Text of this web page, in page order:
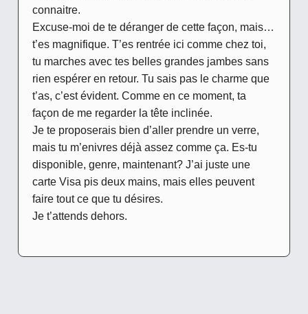
connaitre.
Excuse-moi de te déranger de cette façon, mais…
t’es magnifique. T’es rentrée ici comme chez toi,
tu marches avec tes belles grandes jambes sans
rien espérer en retour. Tu sais pas le charme que
t’as, c’est évident. Comme en ce moment, ta
façon de me regarder la tête inclinée.
Je te proposerais bien d’aller prendre un verre,
mais tu m’enivres déjà assez comme ça. Es-tu
disponible, genre, maintenant? J’ai juste une
carte Visa pis deux mains, mais elles peuvent
faire tout ce que tu désires.
Je t’attends dehors.